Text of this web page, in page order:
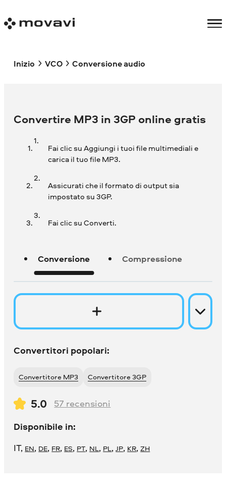
Inizio VCO Conversione audio
Convertire MP3 in 3GP online gratis
Fai clic su Aggiungi i tuoi file multimediali e
carica il tuo file MP3.
Assicurati che il formato di output sia
impostato su 3GP.
Fai clic su Converti.
Conversione Compressione
Convertitori popolari:
Convertitore MP3 Convertitore 3GP
5.0 57 recensioni
Disponibile in:
IT, EN, DE, FR, ES, PT, NL, PL,JP, KR,ZH